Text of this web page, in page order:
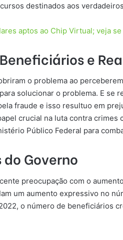
destinados aos
aptos ao Chip Virtual; veja
e
o problema ao
solucionar o problema. E
fraude e isso resultuo em
crucial na luta contra
Público Federal para
Governo
preocupação com o
um aumento expressivo no
o número de beneficiários